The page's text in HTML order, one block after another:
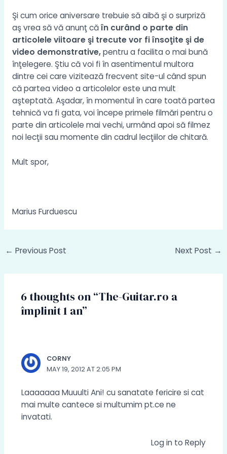
Şi cum orice aniversare trebuie să aibă şi o surpriză
aş vrea să vă anunţ căîn curând o parte din
articolele viitoare şi trecute vor fi însoţite şi de
video demonstrative,pentru a facilita o mai bună
înţelegere. Ştiu că voi fi în asentimentul multora
dintre cei care vizitează frecvent site-ul când spun
că partea video a articolelor este una mult
aşteptată. Aşadar, în momentul în care toată partea
tehnică va fi gata, voi începe primele filmări pentru o
parte din articolele mai vechi, urmând apoi să filmez
noi lecţii sau momente din cadrul lecţiilor de chitară.
Mult spor,
Marius Furduescu
Post
← Previous Post Next Post →
6 thoughts on “The-Guitar.ro a
împlinit 1 an”
CORNY
MAY 19, 2012 AT 2:05 PM
Laaaaaaa Muuulti Ani! cu sanatate fericire si cat
mai multe cantece si multumim pt.ce ne
invatati.
Log in to Reply